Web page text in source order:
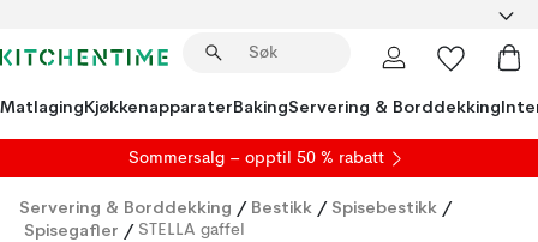
MatlagingKjøkkenapparaterBakingServering & Borddekking
Sommersalg – opptil 50 % rabatt
Servering & Borddekking / Bestikk / Spisebestikk /
Spisegafler / STELLA gaffel